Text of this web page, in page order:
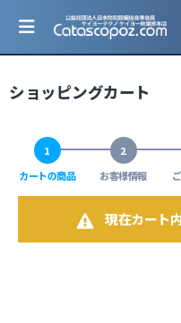
ショッピングカート
1
カートの商品
2
お客様情報
現在カート